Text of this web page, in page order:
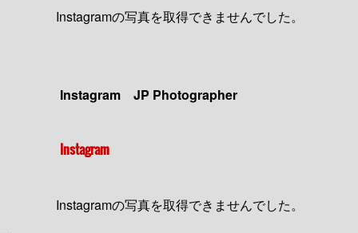
Instagramの写真を取得できませんでした。
Instagram JP Photographer
Instagram
Instagramの写真を取得できませんでした。